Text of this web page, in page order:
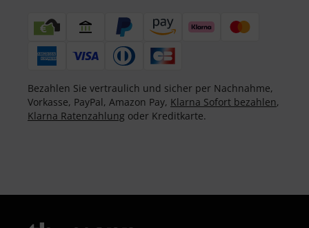
Bezahlen Sie vertraulich und sicher per Nachnahme,
Vorkasse, PayPal, Amazon Pay, Klarna Sofort bezahlen,
Klarna Ratenzahlung oder Kreditkarte.